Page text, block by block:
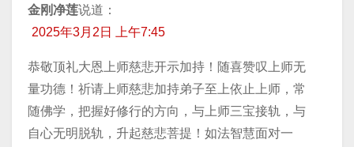
金刚净莲说道：
2025年3月2日 上午7:45
恭敬顶礼大恩上师慈悲开示加持！随喜赞叹上师无
量功德！祈请上师慈悲加持弟子至上依止上师，常
随佛学，把握好修行的方向，与上师三宝接轨，与
自心无明脱轨，升起慈悲菩提！如法智慧面对一